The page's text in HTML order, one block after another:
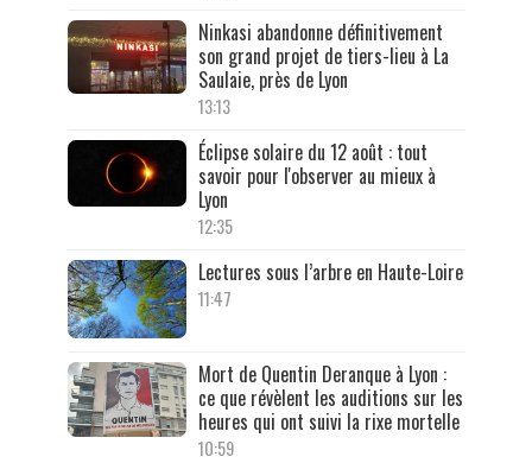
Ninkasi abandonne définitivement
son grand projet de tiers-lieu à La
Saulaie, près de Lyon
13:13
Éclipse solaire du 12 août : tout
savoir pour l'observer au mieux à
Lyon
12:35
Lectures sous l’arbre en Haute-Loire
11:47
Mort de Quentin Deranque à Lyon :
ce que révèlent les auditions sur les
heures qui ont suivi la rixe mortelle
10:59